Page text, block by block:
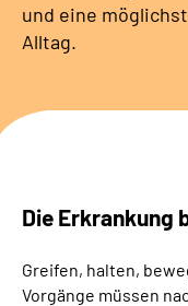
Patienten-Log-in
und eine
Alltag.
Die Erkrankung
Greifen, halten,
Vorgänge müssen